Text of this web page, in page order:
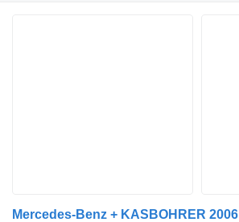
Mercedes-Benz + KASBOHRER 2006